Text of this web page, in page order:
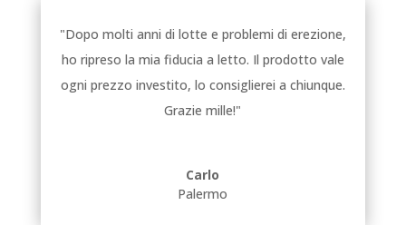
"Dopo molti anni di lotte e problemi di erezione,
ho ripreso la mia fiducia a letto. Il prodotto vale
ogni prezzo investito, lo consiglierei a chiunque.
Grazie mille!"
Carlo
Palermo